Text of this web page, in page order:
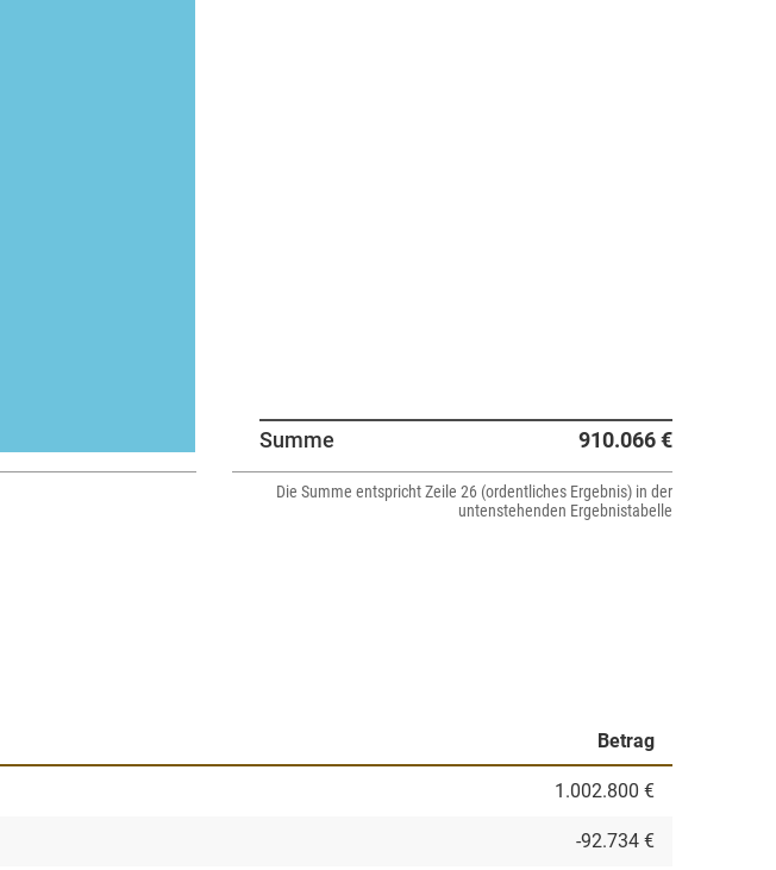
Summe 910.066 €
Die Summe entspricht Zeile 26 (ordentliches Ergebnis) in der
untenstehenden Ergebnistabelle
Betrag
1.002.800 €
-92.734 €